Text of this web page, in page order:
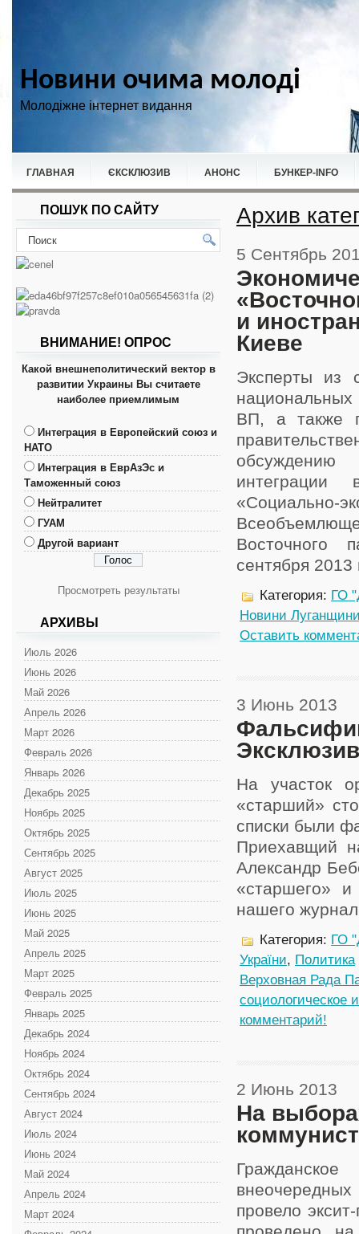
Новини очима молоді
Молодіжне інтернет видання
ГЛАВНАЯ ЄКСКЛЮЗИВ АНОНС БУНКЕР-ІNFO
НОВИНИ СПОРТ
ПОШУК ПО САЙТУ
ВНИМАНИЕ! ОПРОС
Какой внешнеполитический вектор в
развитии Украины Вы считаете
наиболее приемлимым
Интеграция в Европейский союз и
НАТО
Интеграция в ЕврАзЭс и
Таможенный союз
Нейтралитет
ГУАМ
Другой вариант
Просмотреть результаты
АРХИВЫ
Июль 2026
Июнь 2026
Май 2026
Апрель 2026
Март 2026
Февраль 2026
Январь 2026
Декабрь 2025
Ноябрь 2025
Октябрь 2025
Сентябрь 2025
Август 2025
Июль 2025
Июнь 2025
Май 2025
Апрель 2025
Март 2025
Февраль 2025
Январь 2025
Декабрь 2024
Ноябрь 2024
Октябрь 2024
Сентябрь 2024
Август 2024
Июль 2024
Июнь 2024
Май 2024
Апрель 2024
Март 2024
Архив
5 Сентябрь
и
Киеве
Эксперты из
ВП, а также
интеграции
Восточного
сентября 2013
Категория: ГО
Новини
Оставить
3 Июнь 2013
На участок
«старший»
списки были
Приехавщий
Александр
«старшего» и
нашего
Категория: ГО
України, Политика
Верховная Рада
социологическое
комментарий!
2 Июнь 2013
На
провело